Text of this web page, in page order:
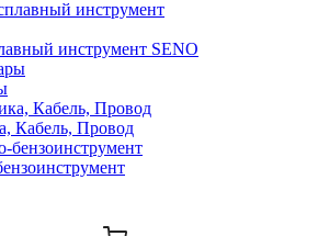
инструмент SENO
Кабель, Провод